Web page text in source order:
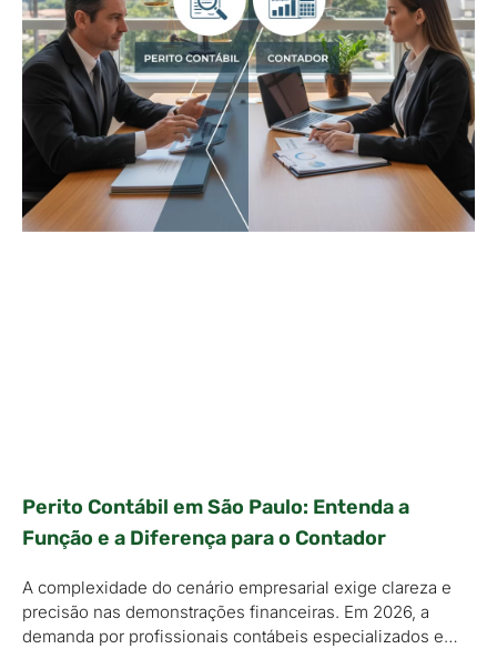
Perito Contábil em São Paulo: Entenda a
Função e a Diferença para o Contador
A complexidade do cenário empresarial exige clareza e
precisão nas demonstrações financeiras. Em 2026, a
demanda por profissionais contábeis especializados e…